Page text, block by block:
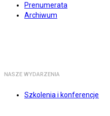
Prenumerata
Archiwum
NASZE WYDARZENIA
Szkolenia i konferencje